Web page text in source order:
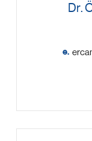
Dr.
e.